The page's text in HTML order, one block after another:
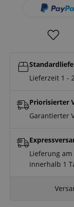
Lieferzeit 1 -
Priorisierter
Garantierter
Lieferung am
innerhalb 1